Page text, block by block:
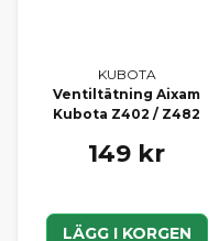
KUBOTA
Ventiltätning Aixam
Kubota Z402 / Z482
149 kr
LÄGG I KORGEN